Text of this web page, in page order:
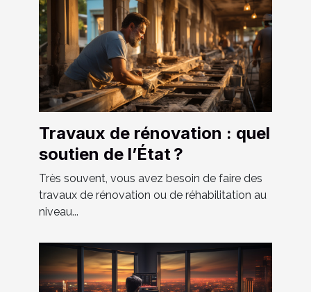
Travaux de rénovation : quel
soutien de l’État ?
Très souvent, vous avez besoin de faire des
travaux de rénovation ou de réhabilitation au
niveau...